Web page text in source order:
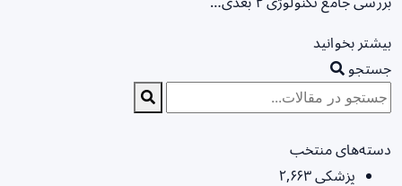
بیشتر بخوانید
جستجو
دسته‌های منتخب
پزشکی۲,۶۶۳